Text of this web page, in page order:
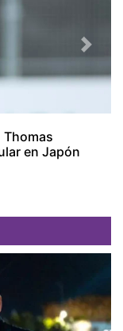
Thomas
en Japón
Next